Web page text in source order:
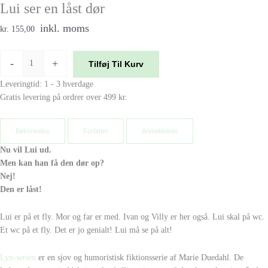
Lui ser en låst dør
kr. 155,00 inkl. moms
- + Tilføj Til Kurv
Leveringtid: 1 - 3 hverdage
Gratis levering på ordrer over 499 kr.
Beksrivelse Forfatter Anmeldelser
Nu vil Lui ud.
Men kan han få den dør op?
Nej!
Den er låst!
Lui er på et fly. Mor og far er med. Ivan og Villy er her også. Lui skal på wc.
Et wc på et fly. Det er jo genialt! Lui må se på alt!
Lyn-serien er en sjov og humoristisk fiktionsserie af Marie Duedahl. De